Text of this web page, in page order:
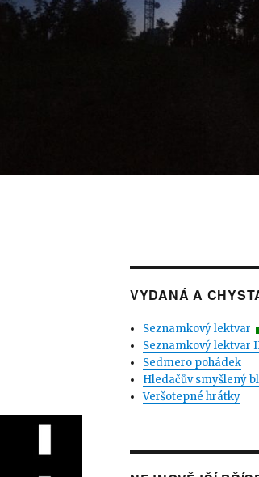
VYDANÁ A
Seznamkový lektvar
Seznamkový lektvar
Sedmero pohádek
Hledačův smyšlený
Veršotepné hrátky